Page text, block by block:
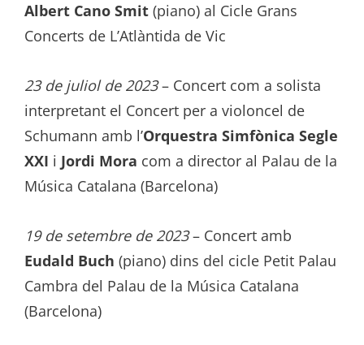
Albert Cano Smit (piano) al Cicle Grans
Concerts de L’Atlàntida de Vic
23 de juliol de 2023– Concert com a solista
interpretant el Concert per a violoncel de
Schumann amb l’Orquestra Simfònica Segle
XXI i Jordi Mora com a director al Palau de la
Música Catalana (Barcelona)
19 de setembre de 2023– Concert amb
Eudald Buch (piano) dins del cicle Petit Palau
Cambra del Palau de la Música Catalana
(Barcelona)